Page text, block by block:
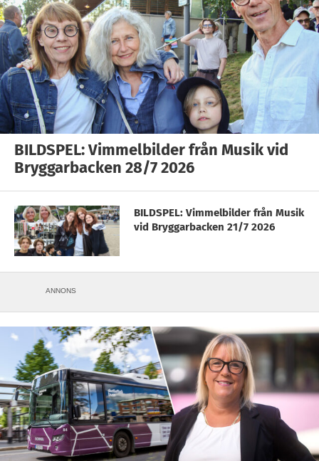
BILDSPEL: Vimmelbilder från Musik vid
Bryggarbacken 28/7 2026
BILDSPEL: Vimmelbilder från Musik
vid Bryggarbacken 21/7 2026
ANNONS